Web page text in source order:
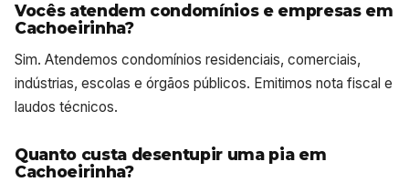
Vocês atendem condomínios e empresas em
Cachoeirinha?
Sim. Atendemos condomínios residenciais, comerciais,
indústrias, escolas e órgãos públicos. Emitimos nota fiscal e
laudos técnicos.
Quanto custa desentupir uma pia em
Cachoeirinha?